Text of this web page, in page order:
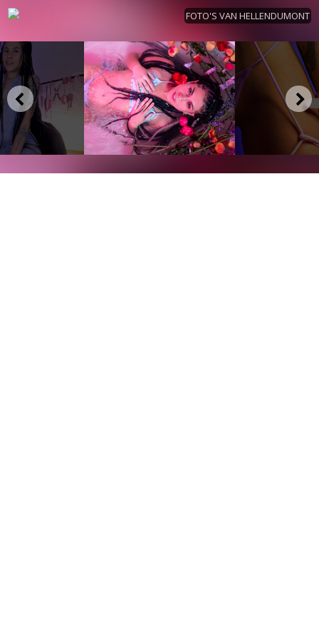
FOTO'S VAN HELLENDUMONT